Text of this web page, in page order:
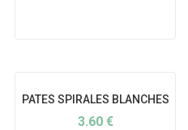
PATES SPIRALES BLANCHES
BIO ITALIE
3.60 €